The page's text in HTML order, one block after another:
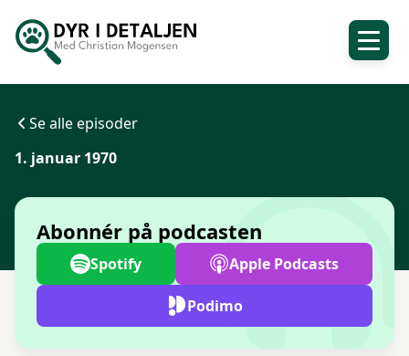
Se alle episoder
1. januar 1970
Abonnér på podcasten
Spotify Apple Podcasts
Podimo